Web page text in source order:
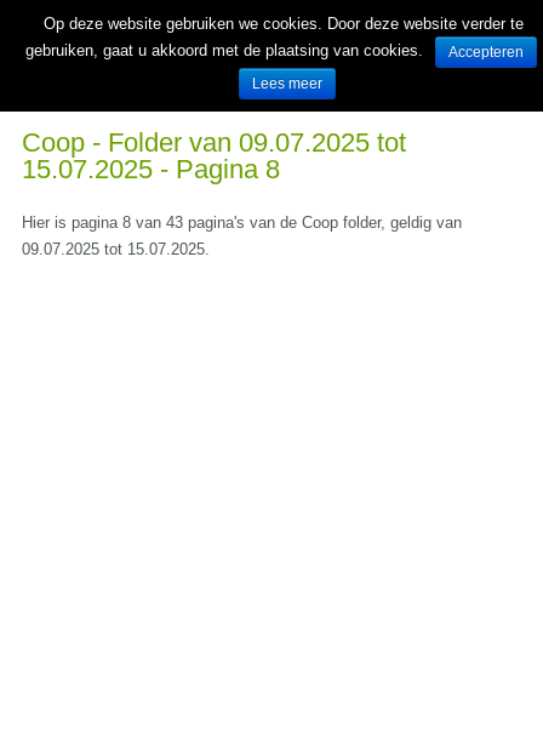
Wekelijks nieuwe folders van Nederlandse supermarkten en winkels
Coop - Folder van 09.07.2025 tot
15.07.2025 - Pagina 8
Hier is pagina 8 van 43 pagina's van de Coop folder, geldig van
09.07.2025 tot 15.07.2025.
Op deze website gebruiken we cookies. Door deze website verder te
gebruiken, gaat u akkoord met de plaatsing van cookies.
Accepteren
Lees meer